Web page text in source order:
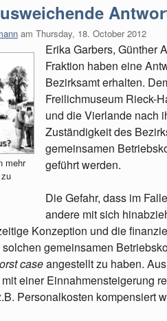
am Thursday, 18. October 2012
mehr
Erika Garbers, Günther
Fraktion haben eine
Bezirksamt erhalten.
Freilichmuseum Rieck-
und die Vierlande nach
Zuständigkeit des
gemeinsamen
geführt werden.
Die Gefahr, dass im
andere mit sich
Konzeption und die
gemeinsamen
caseangestellt zu haben.
einer Einnahmensteigerung
Personalkosten kompensiert